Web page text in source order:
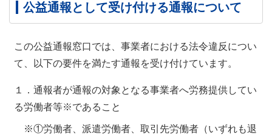
公益通報として受け付ける通報について
この公益通報窓口では、事業者における法令違反につい
て、以下の要件を満たす通報を受け付けています。
１．通報者が通報の対象となる事業者へ労務提供してい
る労働者等※であること
※①労働者、派遣労働者、取引先労働者（いずれも退